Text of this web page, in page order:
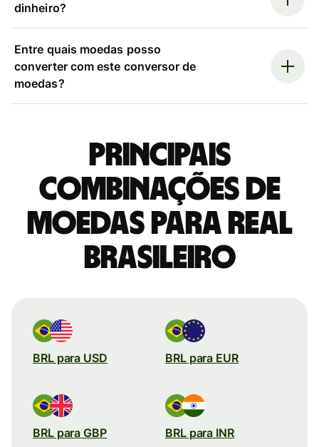
dinheiro?
Entre quais moedas posso
converter com este conversor de
moedas?
Principais
combinações de
moedas para Real
brasileiro
BRL para USD BRL para EUR
BRL para GBP BRL para INR